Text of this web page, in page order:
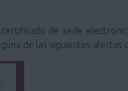
de sede
de las siguientes alertas